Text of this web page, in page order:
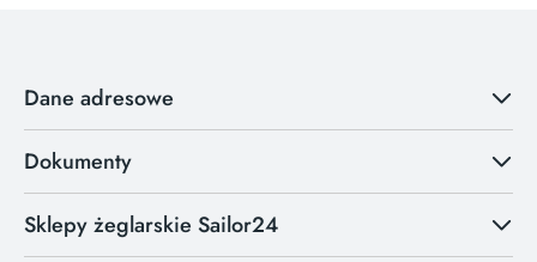
Dane adresowe
Dokumenty
Sklepy żeglarskie Sailor24